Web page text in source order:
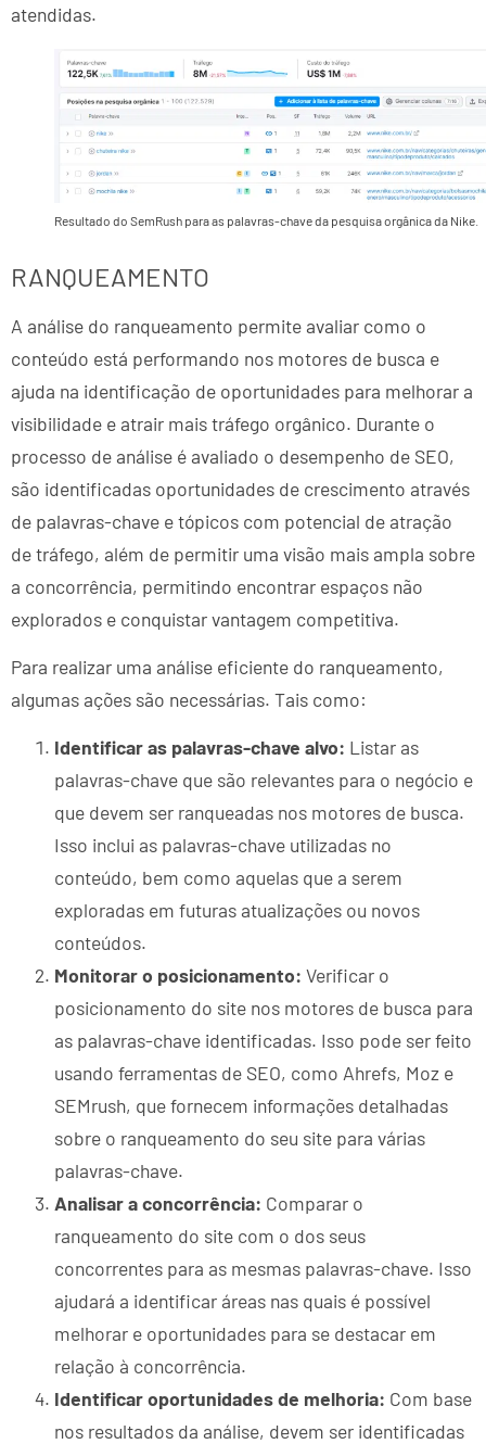
atendidas.
Resultado do SemRush para as palavras-chave da pesquisa orgânica da Nike.
RANQUEAMENTO
A análise do ranqueamento permite avaliar como o
conteúdo está performando nos motores de busca e
ajuda na identificação de oportunidades para melhorar a
visibilidade e atrair mais tráfego orgânico. Durante o
processo de análise é avaliado o desempenho de SEO,
são identificadas oportunidades de crescimento através
de palavras-chave e tópicos com potencial de atração
de tráfego, além de permitir uma visão mais ampla sobre
a concorrência, permitindo encontrar espaços não
explorados e conquistar vantagem competitiva.
Para realizar uma análise eficiente do ranqueamento,
algumas ações são necessárias. Tais como:
Identificar as palavras-chave alvo: Listar as
palavras-chave que são relevantes para o negócio e
que devem ser ranqueadas nos motores de busca.
Isso inclui as palavras-chave utilizadas no
conteúdo, bem como aquelas que a serem
exploradas em futuras atualizações ou novos
conteúdos.
Monitorar o posicionamento: Verificar o
posicionamento do site nos motores de busca para
as palavras-chave identificadas. Isso pode ser feito
usando ferramentas de SEO, como Ahrefs, Moz e
SEMrush, que fornecem informações detalhadas
sobre o ranqueamento do seu site para várias
palavras-chave.
Analisar a concorrência: Comparar o
ranqueamento do site com o dos seus
concorrentes para as mesmas palavras-chave. Isso
ajudará a identificar áreas nas quais é possível
melhorar e oportunidades para se destacar em
relação à concorrência.
Identificar oportunidades de melhoria: Com base
nos resultados da análise, devem ser identificadas